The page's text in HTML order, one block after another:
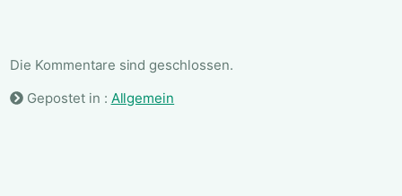
Die Kommentare sind geschlossen.
Gepostet in : Allgemein